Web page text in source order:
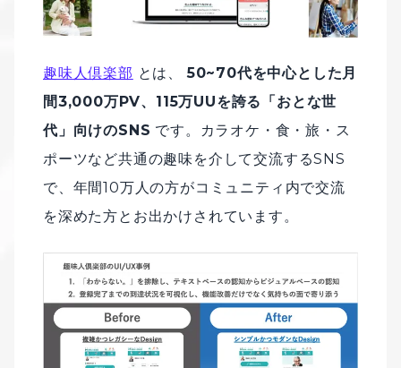
趣味人倶楽部 とは、50~70代を中心とした月
間3,000万PV、115万UUを誇る「おとな世
代」向けのSNS です。カラオケ・食・旅・ス
ポーツなど共通の趣味を介して交流するSNS
で、年間10万人の方がコミュニティ内で交流
を深めた方とお出かけされています。